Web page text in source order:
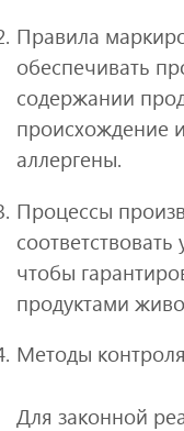
Правила
обеспечивать
содержании
происхождение
аллергены.
Процессы
чтобы
продуктами
Методы
Для законной